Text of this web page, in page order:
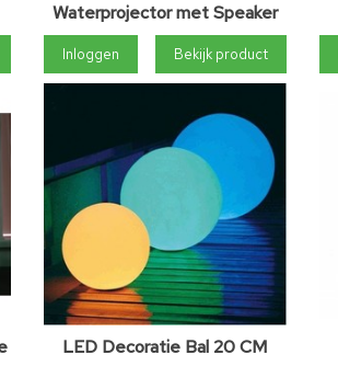
Waterprojector met Speaker
Inloggen Bekijk product
LED Decoratie Bal 20 CM